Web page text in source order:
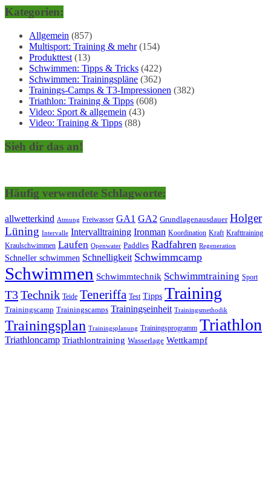
Kategorien:
Allgemein (857)
Multisport: Training & mehr(154)
Produkttest (13)
Schwimmen: Tipps & Tricks (422)
Schwimmen: Trainingspläne (362)
Trainings-Camps & T3-Impressionen (382)
Triathlon: Training & Tipps (608)
Video: Sport & allgemein (43)
Video: Training & Tipps (88)
Sieh dir das an!
Häufig verwendete Schlagworte:
allwetterkind Atmung Freiwasser GA1 GA2 Grundlagenausdauer Holger
Lüning Intervalle Intervalltraining Ironman Koordination Kraft Krafttraining
Kraulschwimmen Laufen Openwater Paddles Radfahren Regeneration
Schneller schwimmen Schnelligkeit Schwimmcamp
Schwimmen Schwimmtechnik Schwimmtraining Sport
T3Technik Teide Teneriffa Test Tipps Training
Trainingscamp Trainingscamps Trainingseinheit Trainingsmethodik
Trainingsplan Trainingsplanung Trainingsprogramm Triathlon
Triathloncamp Triathlontraining Wasserlage Wettkampf